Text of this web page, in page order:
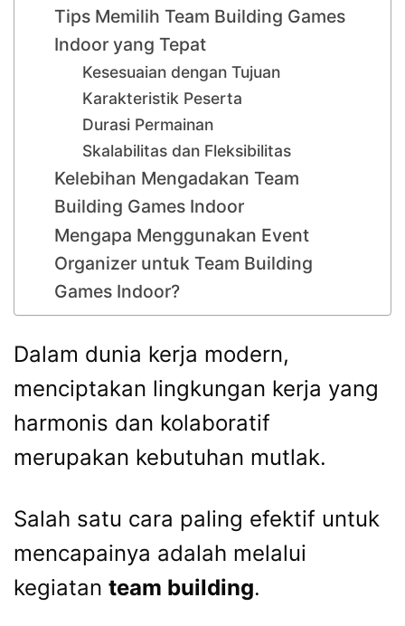
Tips Memilih Team Building Games
Indoor yang Tepat
Kesesuaian dengan Tujuan
Karakteristik Peserta
Durasi Permainan
Skalabilitas dan Fleksibilitas
Kelebihan Mengadakan Team
Building Games Indoor
Mengapa Menggunakan Event
Organizer untuk Team Building
Games Indoor?
Dalam dunia kerja modern,
menciptakan lingkungan kerja yang
harmonis dan kolaboratif
merupakan kebutuhan mutlak.
Salah satu cara paling efektif untuk
mencapainya adalah melalui
kegiatan team building.